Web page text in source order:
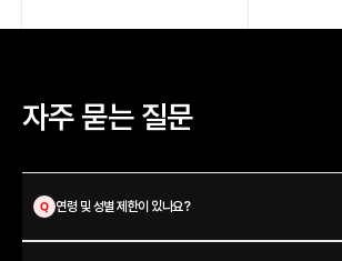
api 개발 및 데이터 마트 구축을 담당합니다.
사용하며
확장 가능하고 안전한 시스템 아키텍쳐 설계를 지향합니다.
자주 묻는 질문
연령 및 성별 제한이 있나요?